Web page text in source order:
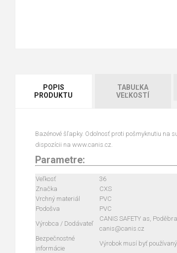
POPIS
PRODUKTU
TABUĽKA
VEĽKOSTÍ
Bazénové šľapky. Odolnosť proti pošmyknutiu na
dispozícii na www.canis.cz.
Parametre:
Veľkosť
36
Značka
CXS
Vrchný materiál
PVC
Podošva
PVC
Výrobca / Dodávateľ
CANIS SAFETY as,
canis@canis.cz
Bezpečnostné
informácie
Výrobok musí byť